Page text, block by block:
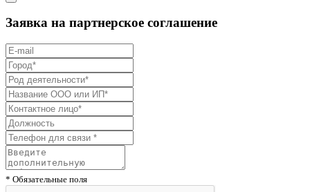
Заявка на партнерское соглашение
* Обязательные поля